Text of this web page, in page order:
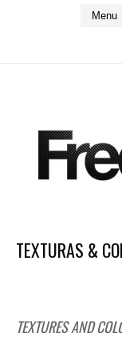
TEXTURAS &
TEXTURES AND